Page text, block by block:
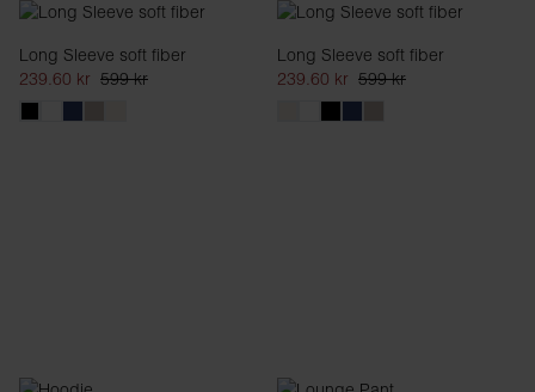
Long Sleeve soft fiber
239.60 kr 599 kr
Long Sleeve soft fiber
239.60 kr 599 kr